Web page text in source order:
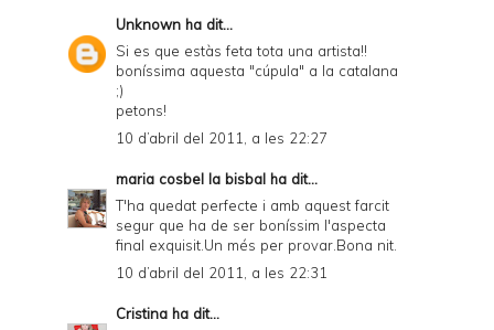
Unknown ha dit...
Si es que estàs feta tota una artista!!
boníssima aquesta "cúpula" a la catalana
;)
petons!
10 d’abril del 2011, a les 22:27
maria cosbel la bisbal ha dit...
T'ha quedat perfecte i amb aquest farcit
segur que ha de ser boníssim l'aspecta
final exquisit.Un més per provar.Bona nit.
10 d’abril del 2011, a les 22:31
Cristina ha dit...